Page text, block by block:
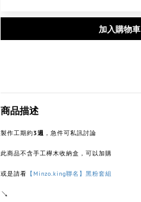
加入購物車
商品描述
製作工期約3週 ，急件可私訊討論
此商品不含手工櫸木收納盒，可以加購
或是請看 【Minzo.king聯名】黑粉套組
↘︎